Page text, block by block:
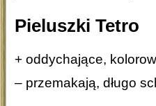
Pieluszki Tetro
+ oddychające,
– przemakają, długo